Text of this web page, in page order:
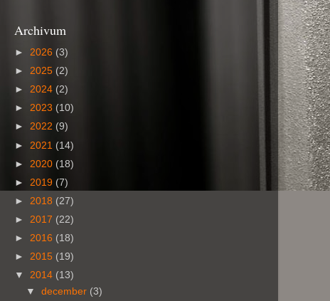
Archivum
► 2026 (3)
► 2025 (2)
► 2024 (2)
► 2023 (10)
► 2022 (9)
► 2021 (14)
► 2020 (18)
► 2019 (7)
► 2018 (27)
► 2017 (22)
► 2016 (18)
► 2015 (19)
▼ 2014 (13)
▼december (3)